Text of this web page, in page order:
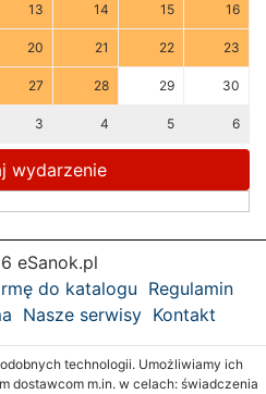
13 14 15 16
20 21 22 23
27 28 29 30
3 4 5 6
wydarzenie
eSanok.pl
do katalogu Regulamin
Nasze serwisy Kontakt
technologii. Umożliwiamy ich
dostawcom m.in. w celach: świadczenia